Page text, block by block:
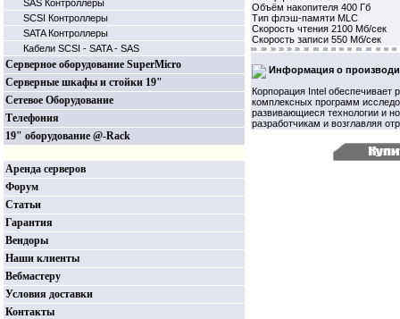
SAS Контроллеры
SCSI Контроллеры
SATA Контроллеры
Кабели SCSI - SATA - SAS
Серверное оборудование SuperMicro
Серверные шкафы и стойки 19"
Сетевое Оборудование
Телефония
19" оборудование @-Rack
Аренда серверов
Форум
Статьи
Гарантия
Вендоры
Наши клиенты
Вебмастеру
Условия доставки
Контакты
Объём накопителя 400 Гб
Тип флэш-памяти MLC
Скорость чтения 2100 Мб/сек
Скорость записи 550 Мб/сек
Информация о
Корпорация Intel обеспечивает
комплексных программ
развивающиеся технологии и
разработчикам и возглавляя